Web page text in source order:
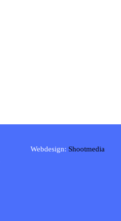
Webdesign: Shootmedia